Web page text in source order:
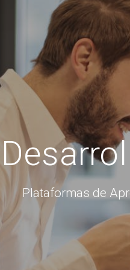
Plataformas de